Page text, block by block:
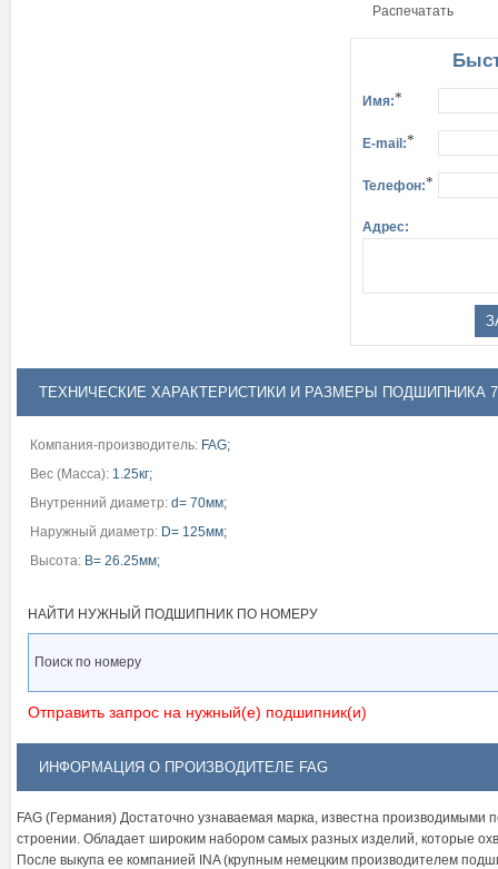
Распечатать
Имя:*
E-mail:*
Телефон:*
Адрес:
ТЕХНИЧЕСКИЕ ХАРАКТЕРИСТИКИ И РАЗМЕРЫ ПОДШИПНИКА
Компания-производитель: FAG;
Вес (Масса): 1.25кг;
Внутренний диаметр: d= 70мм;
Наружный диаметр: D= 125мм;
Высота: B= 26.25мм;
НАЙТИ НУЖНЫЙ ПОДШИПНИК ПО НОМЕРУ
Отправить запрос на нужный(е) подшипник(и)
ИНФОРМАЦИЯ О ПРОИЗВОДИТЕЛЕ FAG
FAG (Германия) Достаточно узнаваемая марка, известна производимыми
строении. Обладает широким набором самых разных изделий, которые
После выкупа ее компанией INA (крупным немецким производителем